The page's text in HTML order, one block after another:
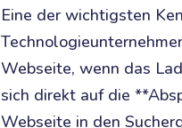
Eine der wichtigsten
Webseite, wenn das
sich direkt auf die
Webseite in den